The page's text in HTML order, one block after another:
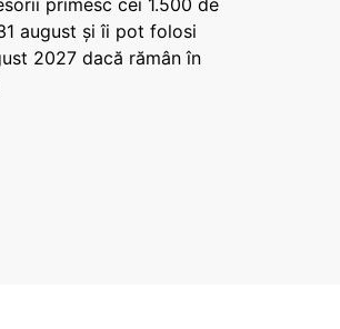
primesc cei 1.500 de
august și îi pot folosi
2027 dacă rămân în